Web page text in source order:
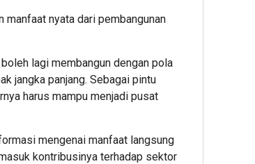
manfaat nyata dari pembangunan
lagi membangun dengan pola
jangka panjang. Sebagai pintu
harus mampu menjadi pusat
mengenai manfaat langsung
kontribusinya terhadap sektor